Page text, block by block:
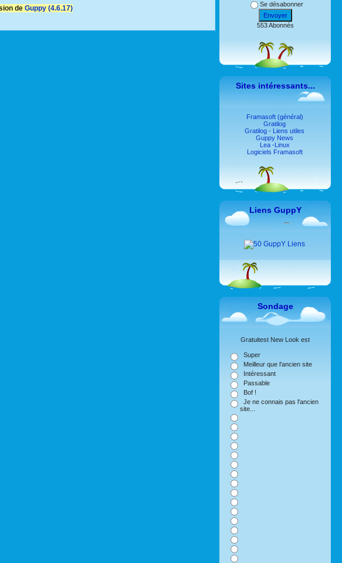
de Guppy (4.6.17)
Se désabonner
Envoyer
553 Abonnés
Sites intéressants...
Framasoft (général)
Gratilog
Gratilog - Liens utiles
Guppy News
Lea -Linux
Logiciels Framasoft
Liens GuppY
Sondage
Gratuitest New Look est
Super
Meilleur que l'ancien site
Intéressant
Passable
Bof !
Je ne connais pas l'ancien
site...